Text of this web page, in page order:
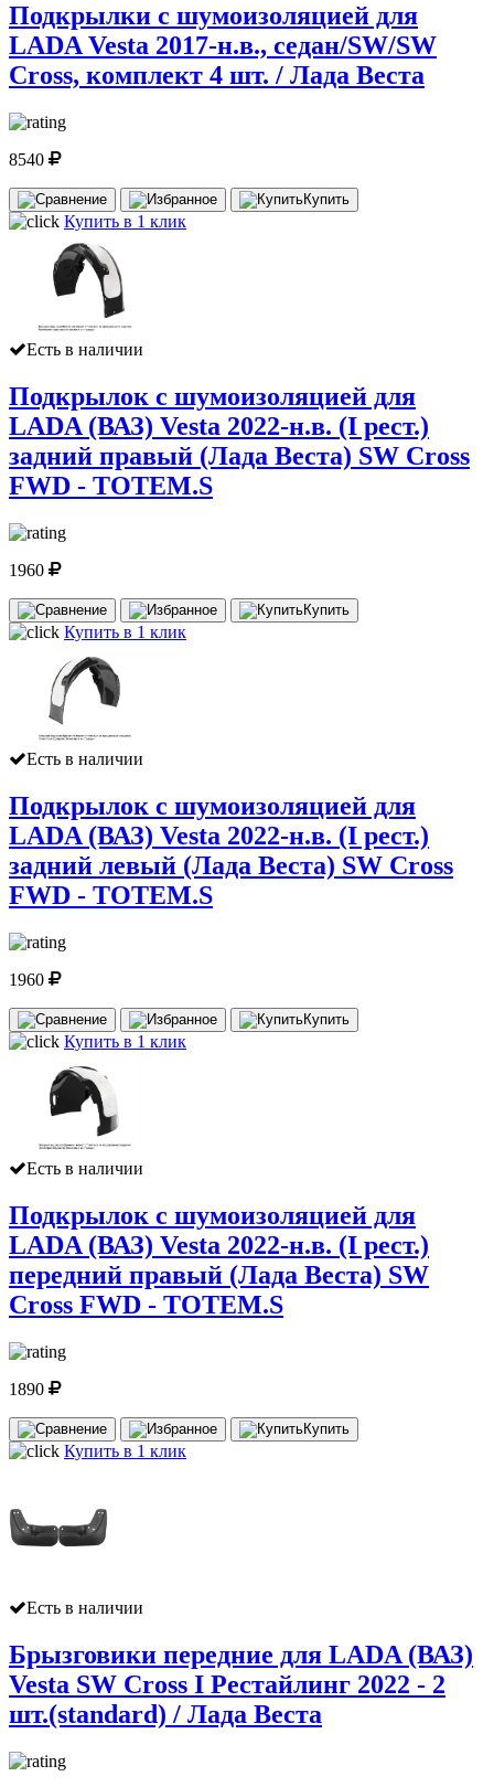
Подкрылки с шумоизоляцией для
LADA Vesta 2017-н.в., седан/SW/SW
Cross, комплект 4 шт. / Лада Веста
8540
Купить
Купить в 1 клик
Есть в наличии
Подкрылок с шумоизоляцией для
LADA (ВАЗ) Vesta 2022-н.в. (I рест.)
задний правый (Лада Веста) SW Cross
FWD - TOTEM.S
1960
Купить
Купить в 1 клик
Есть в наличии
Подкрылок с шумоизоляцией для
LADA (ВАЗ) Vesta 2022-н.в. (I рест.)
задний левый (Лада Веста) SW Cross
FWD - TOTEM.S
1960
Купить
Купить в 1 клик
Есть в наличии
Подкрылок с шумоизоляцией для
LADA (ВАЗ) Vesta 2022-н.в. (I рест.)
передний правый (Лада Веста) SW
Cross FWD - TOTEM.S
1890
Купить
Купить в 1 клик
Есть в наличии
Брызговики передние для LADA (ВАЗ)
Vesta SW Cross I Рестайлинг 2022 - 2
шт.(standard) / Лада Веста